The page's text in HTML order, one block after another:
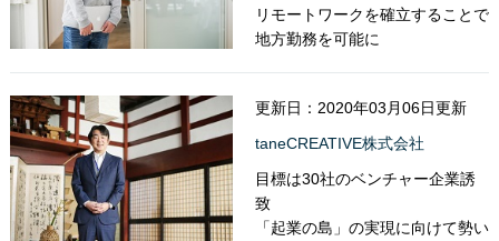
リモートワークを確立することで
地方勤務を可能に
更新日：2020年03月06日更新
taneCREATIVE株式会社
目標は30社のベンチャー企業誘
致
「起業の島」の実現に向けて勢い